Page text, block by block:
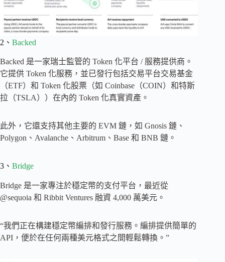
2、 Backed
Backed 是一家瑞士監管的 Token 化平台 / 服務提供商。
它提供 Token 化服務，並已發行包括交易平台交易基金
（ETF）和 Token 化股票（如 Coinbase（COIN）和特斯
拉（TSLA））在內的 Token 化真實資產。
此外，它還支持其他主要的 EVM 鏈，如 Gnosis 鏈、
Polygon、Avalanche、Arbitrum、Base 和 BNB 鏈。
3、 Bridge
Bridge 是一家專注於穩定幣的支付平台，最近從
@sequoia 和 Ribbit Ventures 融資 4,000 萬美元。
“我們正在構建穩定幣編排和發行服務。編排提供簡單的
API，便於在任何兩種美元格式之間輕鬆轉換。”